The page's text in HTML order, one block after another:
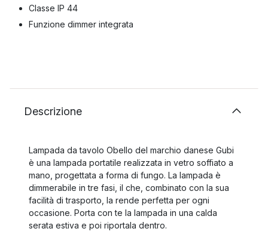
Classe IP 44
Funzione dimmer integrata
Descrizione
Lampada da tavolo Obello del marchio danese Gubi
è una lampada portatile realizzata in vetro soffiato a
mano, progettata a forma di fungo. La lampada è
dimmerabile in tre fasi, il che, combinato con la sua
facilità di trasporto, la rende perfetta per ogni
occasione. Porta con te la lampada in una calda
serata estiva e poi riportala dentro.